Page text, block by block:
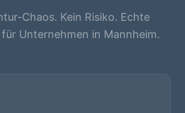
Chaos. Kein Risiko. Echte
für Unternehmen in Mannheim.